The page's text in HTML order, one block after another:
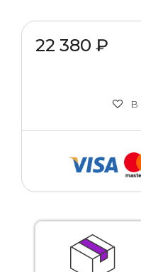
22 380 ₽
В